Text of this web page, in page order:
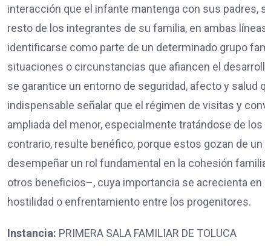
interacción que el infante mantenga con sus padres,
resto de los integrantes de su familia, en ambas
identificarse como parte de un determinado grupo
situaciones o circunstancias que afiancen el
se garantice un entorno de seguridad, afecto y
indispensable señalar que el régimen de visitas y
ampliada del menor, especialmente tratándose de
contrario, resulte benéfico, porque estos gozan de
desempeñar un rol fundamental en la cohesión
otros beneficios–, cuya importancia se acrecienta
hostilidad o enfrentamiento entre los progenitores.
Instancia: PRIMERA SALA FAMILIAR DE TOLUCA